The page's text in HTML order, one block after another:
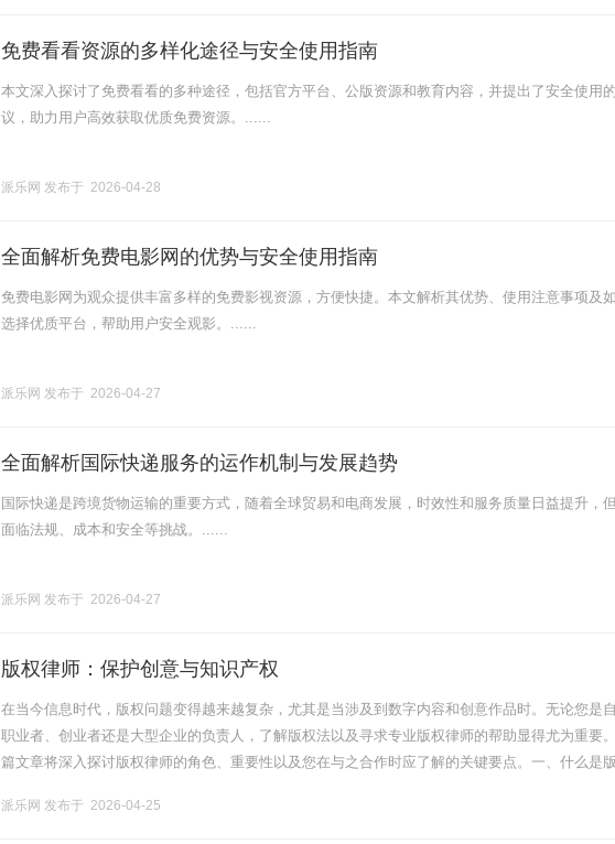
免费看看资源的多样化途径与安全使用指南
本文深入探讨了免费看看的多种途径，包括官方平台、公版资源和教育内容，并提出了安全使用
议，助力用户高效获取优质免费资源。......
派乐网 发布于 2026-04-28
全面解析免费电影网的优势与安全使用指南
免费电影网为观众提供丰富多样的免费影视资源，方便快捷。本文解析其优势、使用注意事项及
选择优质平台，帮助用户安全观影。......
派乐网 发布于 2026-04-27
全面解析国际快递服务的运作机制与发展趋势
国际快递是跨境货物运输的重要方式，随着全球贸易和电商发展，时效性和服务质量日益提升，
面临法规、成本和安全等挑战。......
派乐网 发布于 2026-04-27
版权律师：保护创意与知识产权
在当今信息时代，版权问题变得越来越复杂，尤其是当涉及到数字内容和创意作品时。无论您是
职业者、创业者还是大型企业的负责人，了解版权法以及寻求专业版权律师的帮助显得尤为重要
篇文章将深入探讨版权律师的角色、重要性以及您在与之合作时应了解的关键要点。一、什么是
提供法律.........
派乐网 发布于 2026-04-25